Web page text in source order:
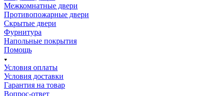
Межкомнатные двери
Противопожарные двери
Скрытые двери
Фурнитура
Напольные покрытия
Помощь
Условия оплаты
Условия доставки
Гарантия на товар
Вопрос-ответ